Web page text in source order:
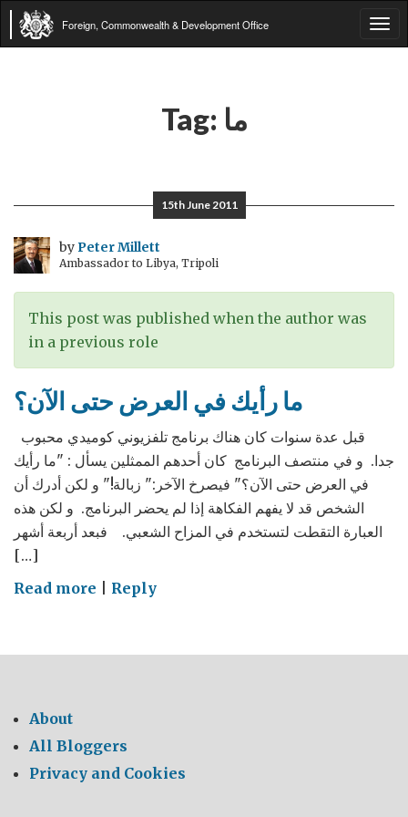
Foreign, Commonwealth & Development Office
Tag: ما
15th June 2011
byPeter Millett
Ambassador to Libya, Tripoli
This post was published when the author was
in a previous role
ما رأيك في العرض حتى الآن؟
جدا. و في منتصف البرنامج كان أحدهم الممثلين يسأل : "ما رأيك
في العرض حتى الآن؟" فيصرخ الآخر:" زبالة!" و لكن أدرك أن
الشخص قد لا يفهم الفكاهة إذا لم يحضر البرنامج. و لكن هذه
العبارة التقطت لتستخدم في المزاح الشعبي. فبعد أربعة أشهر
[…]
Read more on
في
Reply
About
All Bloggers
Privacy and Cookies